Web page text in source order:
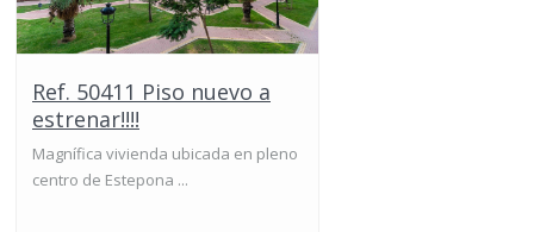
Ref. 50411 Piso nuevo a
estrenar!!!!
Magnífica vivienda ubicada en pleno
centro de Estepona ...